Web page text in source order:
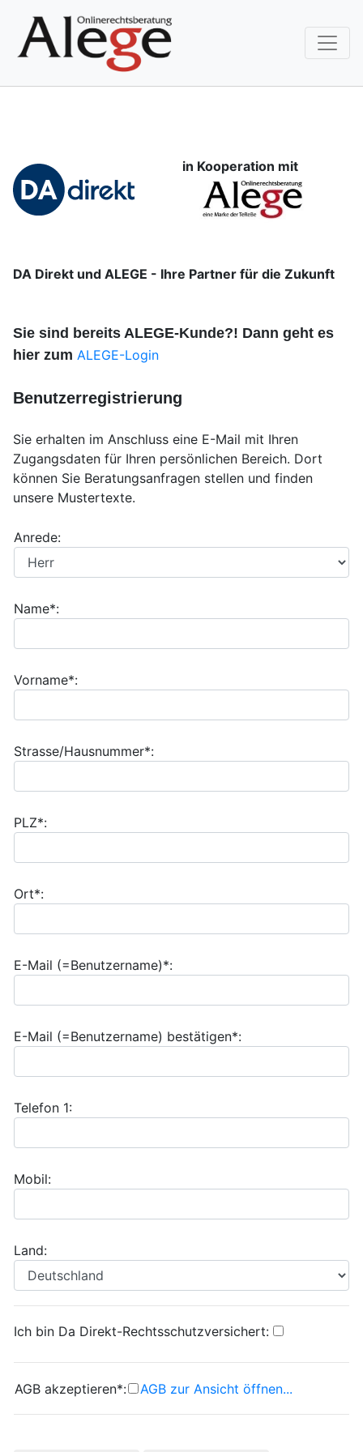
in Kooperation mit
DA Direkt und ALEGE - Ihre Partner für die Zukunft
Sie sind bereits ALEGE-Kunde?! Dann geht es
hier zum ALEGE-Login
Benutzerregistrierung
Sie erhalten im Anschluss eine E-Mail mit Ihren
Zugangsdaten für Ihren persönlichen Bereich. Dort
können Sie Beratungsanfragen stellen und finden
unsere Mustertexte.
Anrede:
Name*:
Vorname*:
Strasse/Hausnummer*:
PLZ*:
Ort*:
E-Mail (=Benutzername)*:
E-Mail (=Benutzername) bestätigen*:
Telefon 1:
Mobil:
Land:
Ich bin Da Direkt-Rechtsschutzversichert:
AGB akzeptieren*: AGB zur Ansicht öffnen...